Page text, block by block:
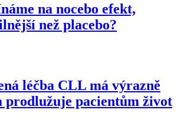
na nocebo efekt,
než placebo?
léčba CLL má výrazně
prodlužuje pacientům život